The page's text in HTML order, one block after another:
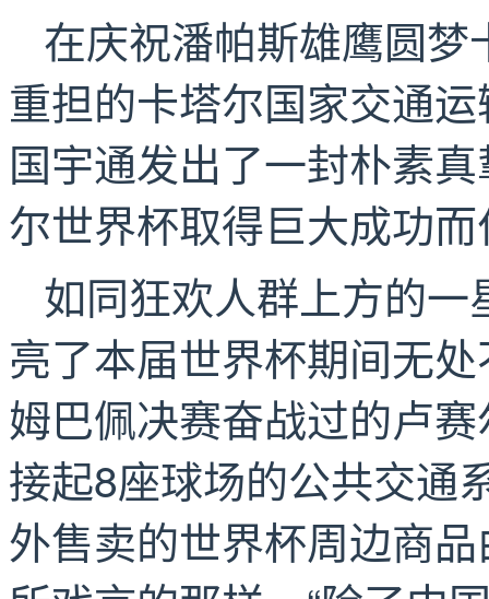
在庆祝潘帕斯雄鹰圆
重担的卡塔尔国家交通
国宇通发出了一封朴素
尔世界杯取得巨大成功
如同狂欢人群上方的
亮了本届世界杯期间无
姆巴佩决赛奋战过的卢
接起8座球场的公共交通
外售卖的世界杯周边商